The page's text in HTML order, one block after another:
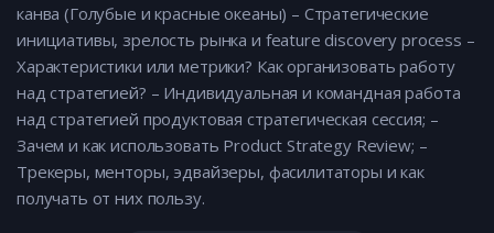
канва (Голубые и красные океаны) – Стратегические
инициативы, зрелость рынка и feature discovery process –
Характеристики или метрики? Как организовать работу
над стратегией? – Индивидуальная и командная работа
над стратегией продуктовая стратегическая сессия; –
Зачем и как использовать Product Strategy Review; –
Трекеры, менторы, эдвайзеры, фасилитаторы и как
получать от них пользу.